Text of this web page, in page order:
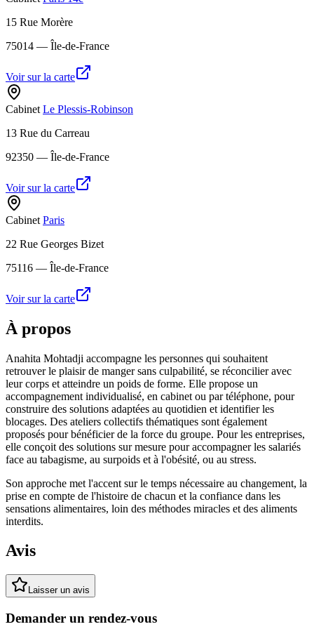
15 Rue Morère
75014 — Île-de-France
Voir sur la carte
Cabinet Le Plessis-Robinson
13 Rue du Carreau
92350 — Île-de-France
Voir sur la carte
Cabinet Paris
22 Rue Georges Bizet
75116 — Île-de-France
Voir sur la carte
À propos
Anahita Mohtadji accompagne les personnes qui souhaitent
retrouver le plaisir de manger sans culpabilité, se réconcilier avec
leur corps et atteindre un poids de forme. Elle propose un
accompagnement individualisé, en cabinet ou par téléphone, pour
construire des solutions adaptées au quotidien et identifier les
blocages. Des ateliers collectifs thématiques sont également
proposés pour bénéficier de la force du groupe. Pour les entreprises,
elle conçoit des solutions sur mesure pour accompagner les salariés
face au tabagisme, au surpoids et à l'obésité, ou au stress.
Son approche met l'accent sur le temps nécessaire au changement, la
prise en compte de l'histoire de chacun et la confiance dans les
sensations alimentaires, loin des méthodes miracles et des aliments
interdits.
Avis
Laisser un avis
Demander un rendez-vous